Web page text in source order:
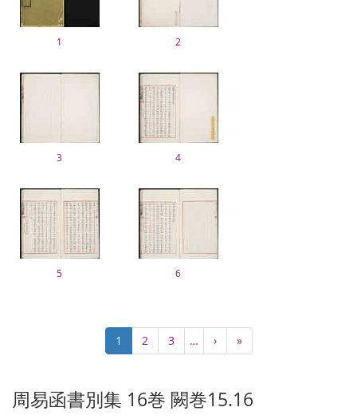
1 2
3 4
5 6
Current
page
1 Page
2 Page
3 …
Next
page
›
Last
page
»
周易函書別集 16巻 闕巻15.16